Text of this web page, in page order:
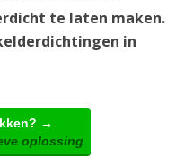
te laten maken.
in
→
oplossing